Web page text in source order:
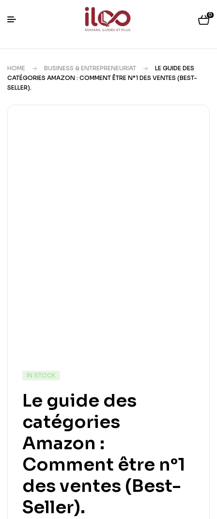
0
HOME BUSINESS & ENTREPRENEURIAT
LE GUIDE DES
CATÉGORIES AMAZON : COMMENT ÊTRE N°1 DES VENTES (BEST-
SELLER).
IN STOCK
Le guide des
catégories
Amazon :
Comment être n°1
des ventes (Best-
Seller).